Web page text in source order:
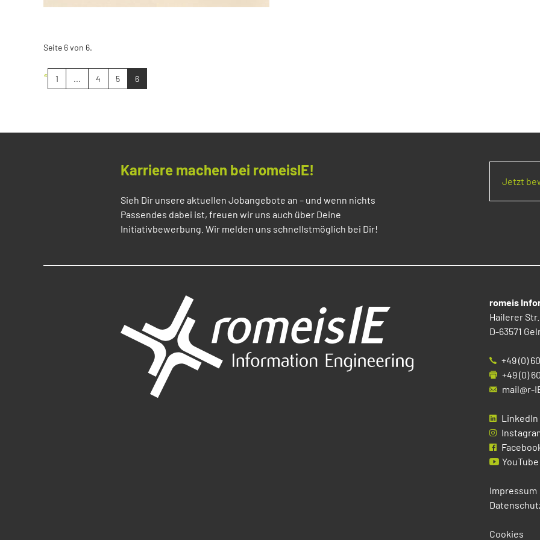
Seite 6 von 6.
« 1 ... 4 5 6
Karriere machen bei romeisIE!
Sieh Dir unsere aktuellen Jobangebote an – und wenn nichts
Passendes dabei ist, freuen wir uns auch über Deine
Initiativbewerbung. Wir melden uns schnellstmöglich bei Dir!
Jetzt
romeis
Hailerer Str.
D-63571
+49 (0)
+49 (0)
mail@r-
LinkedIn
YouTube
Impressum
Cookies